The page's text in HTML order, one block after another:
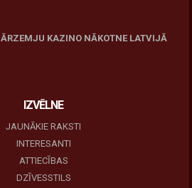
ĀRZEMJU KAZINO NĀKOTNE LATVIJĀ
IZVĒLNE
JAUNĀKIE RAKSTI
INTERESANTI
ATTIECĪBAS
DZĪVESSTILS